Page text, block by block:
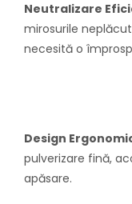
Neutralizare
mirosurile
necesită o
Design
pulverizare fină,
apăsare.